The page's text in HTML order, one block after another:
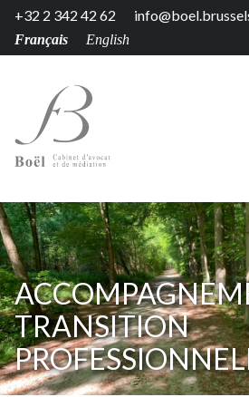
+32 2 342 42 62
Français English
TRANSITION